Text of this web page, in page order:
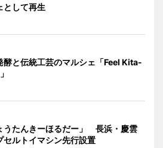
として再生
酵と伝統工芸のマルシェ「Feel Kita-
うたんきーほるだー」 長浜・慶雲
セルトイマシン先行設置